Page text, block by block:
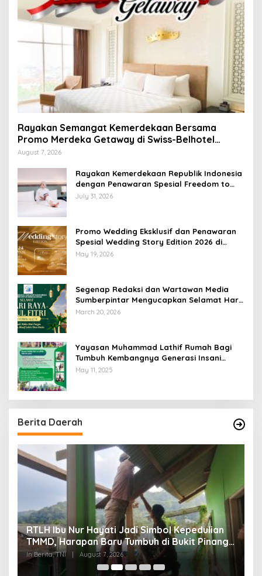
Rayakan Semangat Kemerdekaan Bersama
Promo Merdeka Getaway di Swiss-Belhotel
Lampung
August 7, 2026
Rayakan Kemerdekaan Republik Indonesia
dengan Penawaran Spesial Freedom to
Relax di Holiday Inn Lampung Bukit Randu
July 31, 2026
Promo Wedding Eksklusif dan Penawaran
Spesial Wedding Story Edition 2026 di
Swiss-Belhotel Lampung
May 19, 2026
Segenap Redaksi dan Wartawan Media
Sumberpintar Mengucapkan Selamat Hari
Raya Idul Fitri 1447 Hijriyah / 2026 M
March 20, 2026
Yayasan Muhammad Lathif Rumah Bagi
Tumbuh Kembangnya Generasi Insani
Cerdas dan Berkarakter
May 11, 2025
Berita Daerah
RTLH Ibu Nur Hayati Jadi Simbol Kepedulian
TMMD, Harapan Baru Tumbuh di Bukit Pinang
Jaya
In Berita, TNI | August 7, 2026